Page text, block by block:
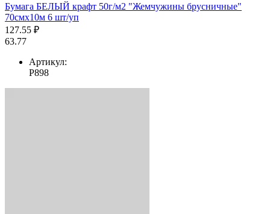
Бумага БЕЛЫЙ крафт 50г/м2 "Жемчужины брусничные"
70смх10м 6 шт/уп
127.55 ₽
63.77
Артикул:
Р898